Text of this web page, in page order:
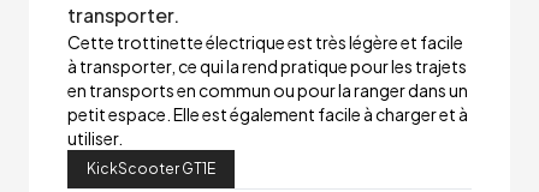
transporter.
Cette trottinette électrique est très légère et facile
à transporter, ce qui la rend pratique pour les trajets
en transports en commun ou pour la ranger dans un
petit espace. Elle est également facile à charger et à
utiliser.
KickScooter GT1E